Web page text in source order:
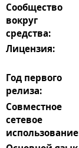
Сообщество
вокруг
средства:
Лицензия:
Год первого
релиза:
Совместное
сетевое